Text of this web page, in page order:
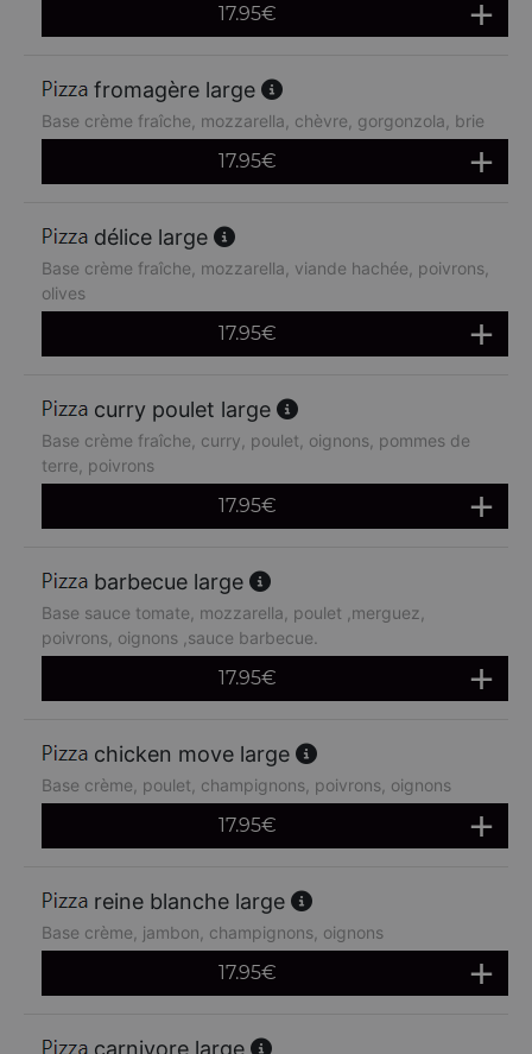
17.95€
fromagère large
Base crème fraîche, mozzarella, chèvre, gorgonzola, brie
17.95€
délice large
Base crème fraîche, mozzarella, viande hachée, poivrons,
olives
17.95€
curry poulet large
Base crème fraîche, curry, poulet, oignons, pommes de
terre, poivrons
17.95€
barbecue large
Base sauce tomate, mozzarella, poulet ,merguez,
poivrons, oignons ,sauce barbecue.
17.95€
chicken move large
Base crème, poulet, champignons, poivrons, oignons
17.95€
reine blanche large
Base crème, jambon, champignons, oignons
17.95€